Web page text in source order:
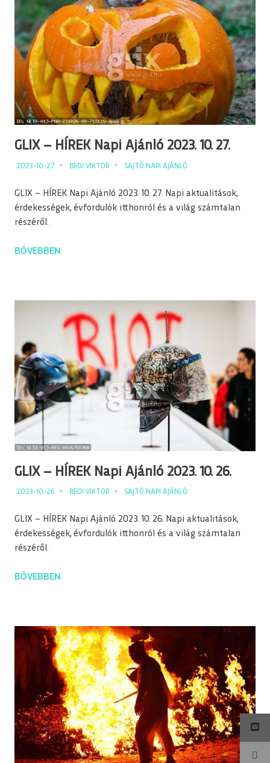
GLIX – HÍREK Napi Ajánló 2023. 10. 27.
2023-10-27 BEDI VIKTOR SAJTÓ NAPI AJÁNLÓ
GLIX – HÍREK Napi Ajánló 2023. 10. 27. Napi aktualitások,
érdekességek, évfordulók itthonról és a világ számtalan
részéről.
BŐVEBBEN
GLIX – HÍREK Napi Ajánló 2023. 10. 26.
2023-10-26 BEDI VIKTOR SAJTÓ NAPI AJÁNLÓ
GLIX – HÍREK Napi Ajánló 2023. 10. 26. Napi aktualitások,
érdekességek, évfordulók itthonról és a világ számtalan
részéről.
BŐVEBBEN